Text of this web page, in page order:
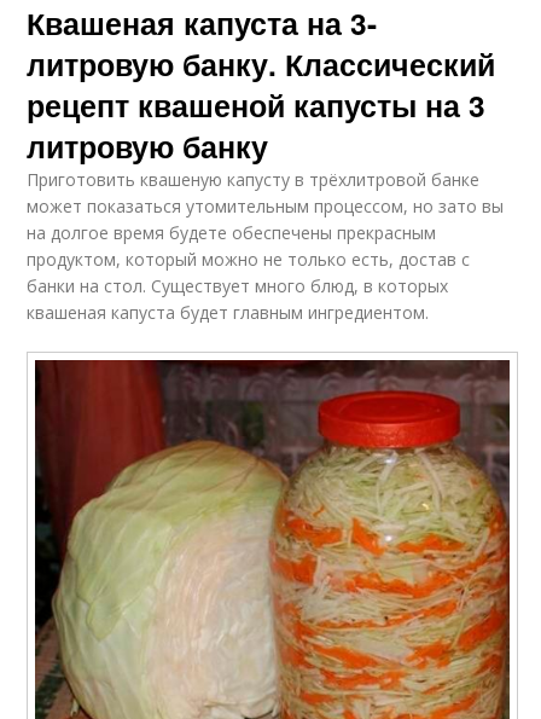
Квашеная капуста на 3-
литровую банку. Классический
рецепт квашеной капусты на 3
литровую банку
Приготовить квашеную капусту в трёхлитровой банке
может показаться утомительным процессом, но зато вы
на долгое время будете обеспечены прекрасным
продуктом, который можно не только есть, достав с
банки на стол. Существует много блюд, в которых
квашеная капуста будет главным ингредиентом.